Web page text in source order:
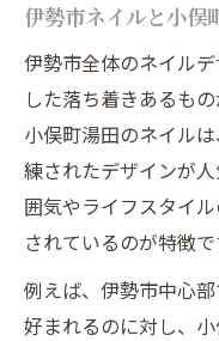
伊勢市ネイルと小俣
伊勢市全体のネイル
した落ち着きあるも
小俣町湯田のネイル
練されたデザインが
囲気やライフスタイ
されているのが特徴で
例えば、伊勢市中心
好まれるのに対し、